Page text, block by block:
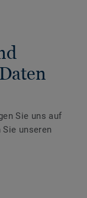
Sie uns auf
unseren